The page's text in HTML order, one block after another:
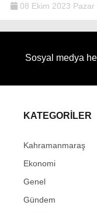
08 Ekim 2023 Pazar
Sosyal medya
KATEGORİLER
Kahramanmaraş
Ekonomi
Genel
Gündem